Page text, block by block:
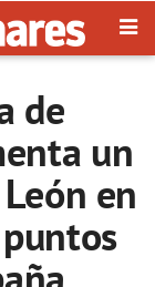
de
un
en